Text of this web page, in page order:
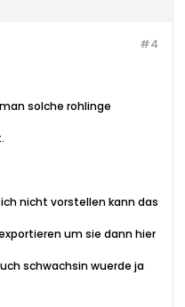
#4
solche rohlinge
nicht vorstellen kann das
um sie dann hier
schwachsin wuerde ja